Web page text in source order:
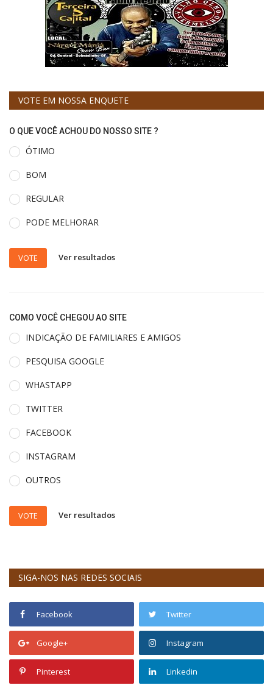
VOTE EM NOSSA ENQUETE
O QUE VOCÊ ACHOU DO NOSSO SITE ?
ÓTIMO
BOM
REGULAR
PODE MELHORAR
VOTE Ver resultados
COMO VOCÊ CHEGOU AO SITE
INDICAÇÃO DE FAMILIARES E AMIGOS
PESQUISA GOOGLE
WHASTAPP
TWITTER
FACEBOOK
INSTAGRAM
OUTROS
VOTE Ver resultados
SIGA-NOS NAS REDES SOCIAIS
Facebook Twitter
Google+ Instagram
Pinterest Linkedin